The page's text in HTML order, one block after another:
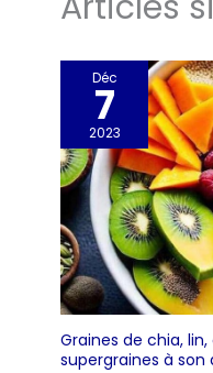
Déc
7
2023
Graines de chia,
supergraines à